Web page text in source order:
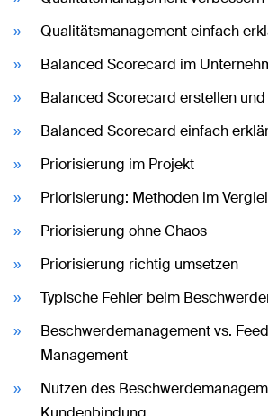
Qualitätsmanagement einfach
Balanced Scorecard im
Balanced Scorecard erstellen
Balanced Scorecard einfach
Priorisierung im Projekt
Priorisierung: Methoden im
Priorisierung ohne Chaos
Priorisierung richtig umsetzen
Typische Fehler beim
Beschwerdemanagement vs.
Management
Nutzen des